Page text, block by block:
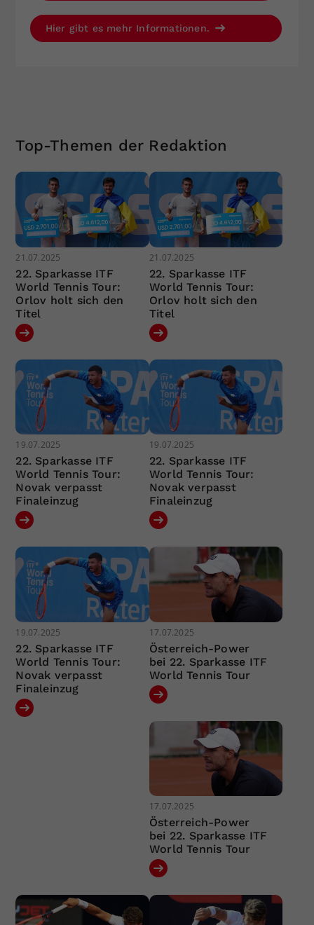
Hier gibt es mehr Informationen.
Top-Themen der Redaktion
21.07.2025
22. Sparkasse ITF
World Tennis Tour:
Orlov holt sich den
Titel
21.07.2025
22. Sparkasse ITF
World Tennis Tour:
Orlov holt sich den
Titel
19.07.2025
22. Sparkasse ITF
World Tennis Tour:
Novak verpasst
Finaleinzug
19.07.2025
22. Sparkasse ITF
World Tennis Tour:
Novak verpasst
Finaleinzug
19.07.2025
22. Sparkasse ITF
World Tennis Tour:
Novak verpasst
Finaleinzug
17.07.2025
Österreich-Power
bei 22. Sparkasse ITF
World Tennis Tour
17.07.2025
Österreich-Power
bei 22. Sparkasse ITF
World Tennis Tour